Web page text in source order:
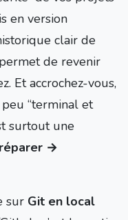
en version
clair de
de revenir
Et accrochez-vous,
peu “terminal et
surtout une
→
sur Git en local